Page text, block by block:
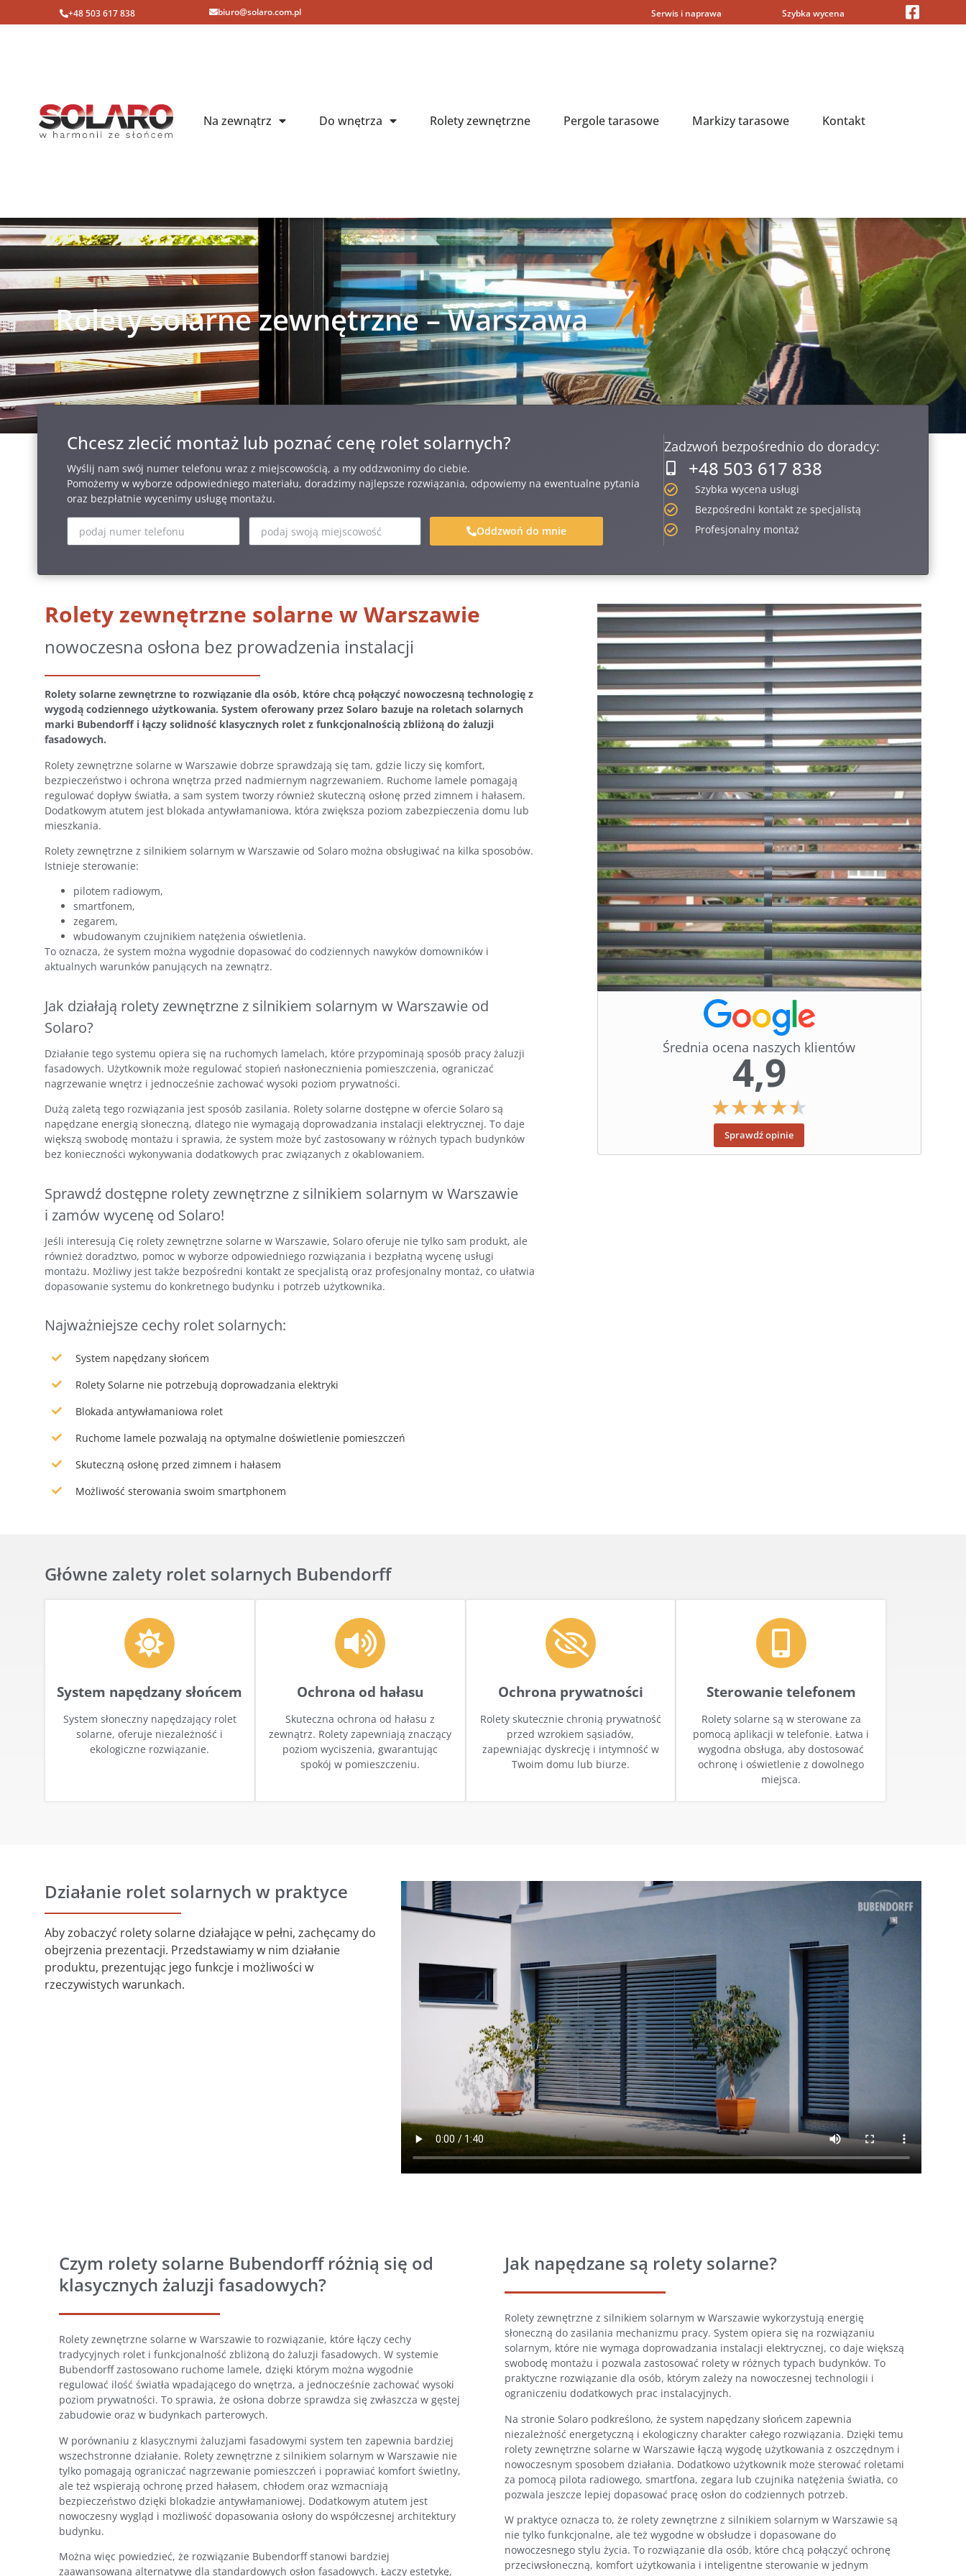
+48 503 617 838 biuro@solaro.com.pl Serwis i naprawa Szybka wycena
Na zewnątrz Do wnętrza Rolety zewnętrzne Pergole tarasowe Markizy tarasowe Kontakt
Rolety solarne zewnętrzne – Warszawa
Chcesz zlecić montaż lub poznać cenę rolet solarnych?
Wyślij nam swój numer telefonu wraz z miejscowością, a my oddzwonimy do ciebie.
Pomożemy w wyborze odpowiedniego materiału, doradzimy najlepsze rozwiązania, odpowiemy na ewentualne pytania
oraz bezpłatnie wycenimy usługę montażu.
Oddzwoń do mnie
Zadzwoń bezpośrednio do doradcy:
+48 503 617 838
Szybka wycena usługi
Bezpośredni kontakt ze specjalistą
Profesjonalny montaż
Rolety zewnętrzne solarne w Warszawie
nowoczesna osłona bez prowadzenia instalacji
Rolety solarne zewnętrzne to rozwiązanie dla osób, które chcą połączyć nowoczesną technologię z
wygodą codziennego użytkowania. System oferowany przez Solaro bazuje na roletach solarnych
marki Bubendorff i łączy solidność klasycznych rolet z funkcjonalnością zbliżoną do żaluzji
fasadowych.
Rolety zewnętrzne solarne w Warszawie dobrze sprawdzają się tam, gdzie liczy się komfort,
bezpieczeństwo i ochrona wnętrza przed nadmiernym nagrzewaniem. Ruchome lamele pomagają
regulować dopływ światła, a sam system tworzy również skuteczną osłonę przed zimnem i hałasem.
Dodatkowym atutem jest blokada antywłamaniowa, która zwiększa poziom zabezpieczenia domu lub
mieszkania.
Rolety zewnętrzne z silnikiem solarnym w Warszawie od Solaro można obsługiwać na kilka sposobów.
Istnieje sterowanie:
pilotem radiowym,
smartfonem,
zegarem,
wbudowanym czujnikiem natężenia oświetlenia.
To oznacza, że system można wygodnie dopasować do codziennych nawyków domowników i
aktualnych warunków panujących na zewnątrz.
Jak działają rolety zewnętrzne z silnikiem solarnym w Warszawie od
Solaro?
Działanie tego systemu opiera się na ruchomych lamelach, które przypominają sposób pracy żaluzji
fasadowych. Użytkownik może regulować stopień nasłonecznienia pomieszczenia, ograniczać
nagrzewanie wnętrz i jednocześnie zachować wysoki poziom prywatności.
Dużą zaletą tego rozwiązania jest sposób zasilania. Rolety solarne dostępne w ofercie Solaro są
napędzane energią słoneczną, dlatego nie wymagają doprowadzania instalacji elektrycznej. To daje
większą swobodę montażu i sprawia, że system może być zastosowany w różnych typach budynków
bez konieczności wykonywania dodatkowych prac związanych z okablowaniem.
Sprawdź dostępne rolety zewnętrzne z silnikiem solarnym w Warszawie
i zamów wycenę od Solaro!
Jeśli interesują Cię rolety zewnętrzne solarne w Warszawie, Solaro oferuje nie tylko sam produkt, ale
również doradztwo, pomoc w wyborze odpowiedniego rozwiązania i bezpłatną wycenę usługi
montażu. Możliwy jest także bezpośredni kontakt ze specjalistą oraz profesjonalny montaż, co ułatwia
dopasowanie systemu do konkretnego budynku i potrzeb użytkownika.
Najważniejsze cechy rolet solarnych:
System napędzany słońcem
Rolety Solarne nie potrzebują doprowadzania elektryki
Blokada antywłamaniowa rolet
Ruchome lamele pozwalają na optymalne doświetlenie pomieszczeń
Skuteczną osłonę przed zimnem i hałasem
Możliwość sterowania swoim smartphonem
Średnia ocena naszych klientów
4,9
★★★★★
Sprawdź opinie
System napędzany słońcem
System słoneczny napędzający rolet
solarne, oferuje niezależność i
ekologiczne rozwiązanie.
Ochrona od hałasu
Skuteczna ochrona od hałasu z
zewnątrz. Rolety zapewniają znaczący
poziom wyciszenia, gwarantując
spokój w pomieszczeniu.
Ochrona prywatności
Rolety skutecznie chronią prywatność
przed wzrokiem sąsiadów,
zapewniając dyskrecję i intymność w
Twoim domu lub biurze.
Sterowanie telefonem
Rolety solarne są w sterowane za
pomocą aplikacji w telefonie. Łatwa i
wygodna obsługa, aby dostosować
ochronę i oświetlenie z dowolnego
miejsca.
Główne zalety rolet solarnych Bubendorff
Działanie rolet solarnych w praktyce
Aby zobaczyć rolety solarne działające w pełni, zachęcamy do
obejrzenia prezentacji. Przedstawiamy w nim działanie
produktu, prezentując jego funkcje i możliwości w
rzeczywistych warunkach.
Czym rolety solarne Bubendorff różnią się od
klasycznych żaluzji fasadowych?
Rolety zewnętrzne solarne w Warszawie to rozwiązanie, które łączy cechy
tradycyjnych rolet i funkcjonalność zbliżoną do żaluzji fasadowych. W systemie
Bubendorff zastosowano ruchome lamele, dzięki którym można wygodnie
regulować ilość światła wpadającego do wnętrza, a jednocześnie zachować wysoki
poziom prywatności. To sprawia, że osłona dobrze sprawdza się zwłaszcza w gęstej
zabudowie oraz w budynkach parterowych.
W porównaniu z klasycznymi żaluzjami fasadowymi system ten zapewnia bardziej
wszechstronne działanie. Rolety zewnętrzne z silnikiem solarnym w Warszawie nie
tylko pomagają ograniczać nagrzewanie pomieszczeń i poprawiać komfort świetlny,
ale też wspierają ochronę przed hałasem, chłodem oraz wzmacniają
bezpieczeństwo dzięki blokadzie antywłamaniowej. Dodatkowym atutem jest
nowoczesny wygląd i możliwość dopasowania osłony do współczesnej architektury
budynku.
Można więc powiedzieć, że rozwiązanie Bubendorff stanowi bardziej
zaawansowaną alternatywę dla standardowych osłon fasadowych. Łączy estetykę,
Jak napędzane są rolety solarne?
Rolety zewnętrzne z silnikiem solarnym w Warszawie wykorzystują energię
słoneczną do zasilania mechanizmu pracy. System opiera się na rozwiązaniu
solarnym, które nie wymaga doprowadzania instalacji elektrycznej, co daje większą
swobodę montażu i pozwala zastosować rolety w różnych typach budynków. To
praktyczne rozwiązanie dla osób, którym zależy na nowoczesnej technologii i
ograniczeniu dodatkowych prac instalacyjnych.
Na stronie Solaro podkreślono, że system napędzany słońcem zapewnia
niezależność energetyczną i ekologiczny charakter całego rozwiązania. Dzięki temu
rolety zewnętrzne solarne w Warszawie łączą wygodę użytkowania z oszczędnym i
nowoczesnym sposobem działania. Dodatkowo użytkownik może sterować roletami
za pomocą pilota radiowego, smartfona, zegara lub czujnika natężenia światła, co
pozwala jeszcze lepiej dopasować pracę osłon do codziennych potrzeb.
W praktyce oznacza to, że rolety zewnętrzne z silnikiem solarnym w Warszawie są
nie tylko funkcjonalne, ale też wygodne w obsłudze i dopasowane do
nowoczesnego stylu życia. To rozwiązanie dla osób, które chcą połączyć ochronę
przeciwsłoneczną, komfort użytkowania i inteligentne sterowanie w jednym